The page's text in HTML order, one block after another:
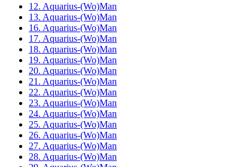
12. Aquarius-(Wo)Man
13. Aquarius-(Wo)Man
16. Aquarius-(Wo)Man
17. Aquarius-(Wo)Man
18. Aquarius-(Wo)Man
19. Aquarius-(Wo)Man
20. Aquarius-(Wo)Man
21. Aquarius-(Wo)Man
22. Aquarius-(Wo)Man
23. Aquarius-(Wo)Man
24. Aquarius-(Wo)Man
25. Aquarius-(Wo)Man
26. Aquarius-(Wo)Man
27. Aquarius-(Wo)Man
28. Aquarius-(Wo)Man